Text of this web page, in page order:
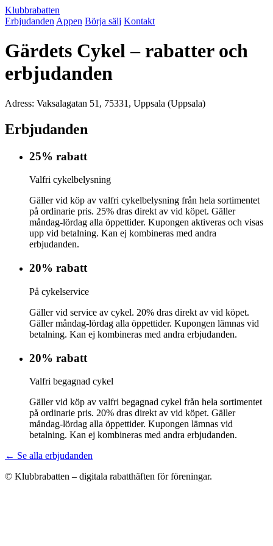
Klubbrabatten
Erbjudanden Appen Börja sälj Kontakt
Gärdets Cykel – rabatter och
erbjudanden
Adress: Vaksalagatan 51, 75331, Uppsala (Uppsala)
Erbjudanden
25% rabatt
Valfri cykelbelysning
Gäller vid köp av valfri cykelbelysning från hela sortimentet
på ordinarie pris. 25% dras direkt av vid köpet. Gäller
måndag-lördag alla öppettider. Kupongen aktiveras och visas
upp vid betalning. Kan ej kombineras med andra
erbjudanden.
20% rabatt
På cykelservice
Gäller vid service av cykel. 20% dras direkt av vid köpet.
Gäller måndag-lördag alla öppettider. Kupongen lämnas vid
betalning. Kan ej kombineras med andra erbjudanden.
20% rabatt
Valfri begagnad cykel
Gäller vid köp av valfri begagnad cykel från hela sortimentet
på ordinarie pris. 20% dras direkt av vid köpet. Gäller
måndag-lördag alla öppettider. Kupongen lämnas vid
betalning. Kan ej kombineras med andra erbjudanden.
← Se alla erbjudanden
© Klubbrabatten – digitala rabatthäften för föreningar.